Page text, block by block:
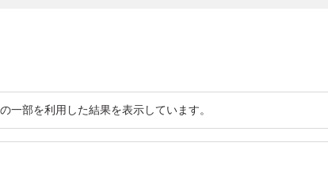
一部を利用した結果を表示しています。